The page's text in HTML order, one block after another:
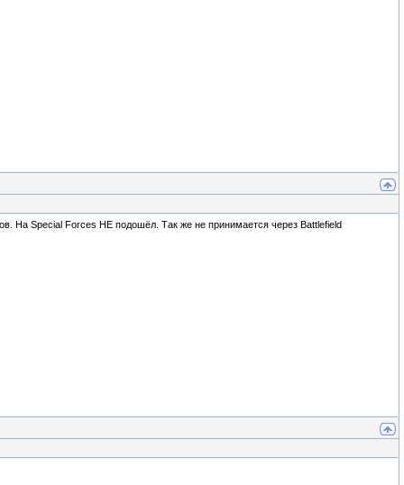
На Special Forces НЕ подошёл. Так же не принимается через Battlefield